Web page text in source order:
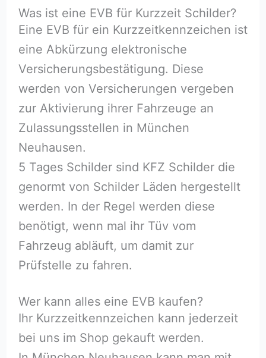
Was ist eine EVB für Kurzzeit Schilder?
Eine EVB für ein Kurzzeitkennzeichen ist
eine Abkürzung elektronische
Versicherungsbestätigung. Diese
werden von Versicherungen vergeben
zur Aktivierung ihrer Fahrzeuge an
Zulassungsstellen in München
Neuhausen.
5 Tages Schilder sind KFZ Schilder die
genormt von Schilder Läden hergestellt
werden. In der Regel werden diese
benötigt, wenn mal ihr Tüv vom
Fahrzeug abläuft, um damit zur
Prüfstelle zu fahren.
Wer kann alles eine EVB kaufen?
Ihr Kurzzeitkennzeichen kann jederzeit
bei uns im Shop gekauft werden.